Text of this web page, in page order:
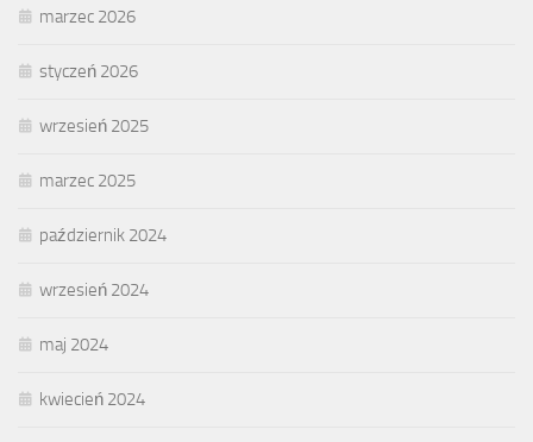
marzec 2026
styczeń 2026
wrzesień 2025
marzec 2025
październik 2024
wrzesień 2024
maj 2024
kwiecień 2024